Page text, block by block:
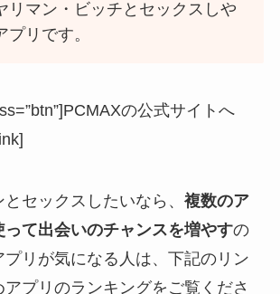
リマン・ビッチとセックスしや
プリです。
の公式サイトへ
セックスしたいなら、 複数のア
って出会いのチャンスを増やすの
プリが気になる人は、下記のリン
プリのランキングをご覧くださ